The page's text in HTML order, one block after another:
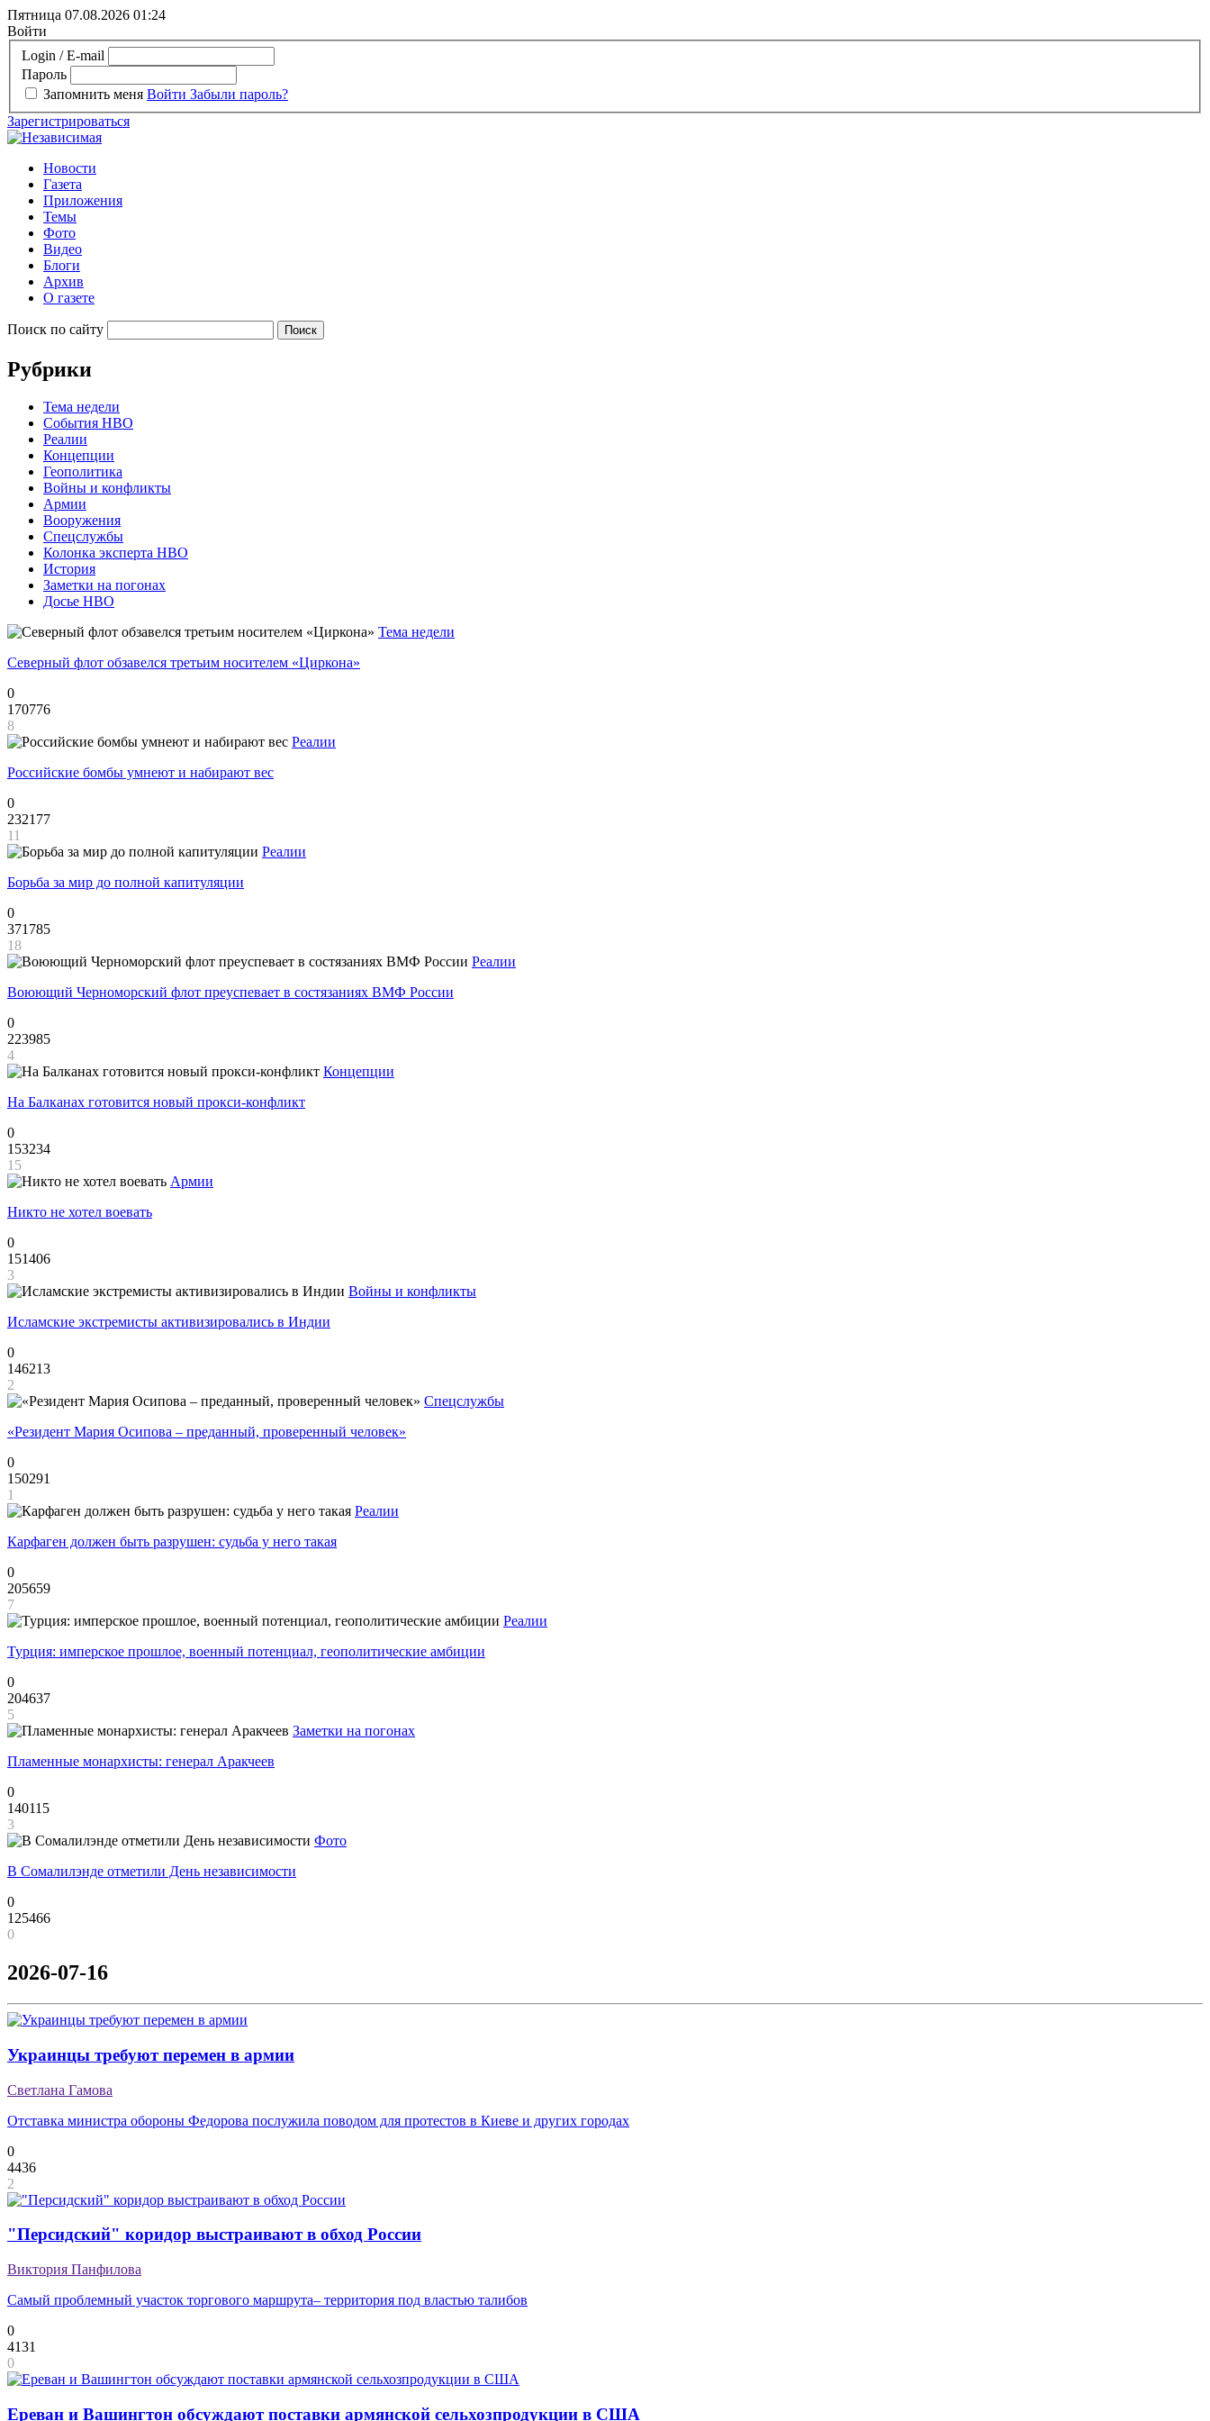
Пятница 07.08.2026 01:24
Войти
Login / E-mail
Пароль
Запомнить меня Войти Забыли пароль?
Зарегистрироваться
Новости
Газета
Приложения
Темы
Фото
Видео
Блоги
Архив
О газете
Поиск по сайту
Рубрики
Тема недели
События НВО
Реалии
Концепции
Геополитика
Войны и конфликты
Армии
Вооружения
Спецслужбы
Колонка эксперта НВО
История
Заметки на погонах
Досье НВО
Тема недели
Северный флот обзавелся третьим носителем «Циркона»
0
170776
8
Реалии
Российские бомбы умнеют и набирают вес
0
232177
11
Реалии
Борьба за мир до полной капитуляции
0
371785
18
Реалии
Воюющий Черноморский флот преуспевает в состязаниях ВМФ России
0
223985
4
Концепции
На Балканах готовится новый прокси-конфликт
0
153234
15
Армии
Никто не хотел воевать
0
151406
3
Войны и конфликты
Исламские экстремисты активизировались в Индии
0
146213
2
Спецслужбы
«Резидент Мария Осипова – преданный, проверенный человек»
0
150291
1
Реалии
Карфаген должен быть разрушен: судьба у него такая
0
205659
7
Реалии
Турция: имперское прошлое, военный потенциал, геополитические амбиции
0
204637
5
Заметки на погонах
Пламенные монархисты: генерал Аракчеев
0
140115
3
Фото
В Сомалилэнде отметили День независимости
0
125466
0
2026-07-16
Украинцы требуют перемен в армии
Светлана Гамова
Отставка министра обороны Федорова послужила поводом для протестов в Киеве и других городах
0
4436
2
"Персидский" коридор выстраивают в обход России
Виктория Панфилова
Самый проблемный участок торгового маршрута– территория под властью талибов
0
4131
0
Ереван и Вашингтон обсуждают поставки армянской сельхозпродукции в США